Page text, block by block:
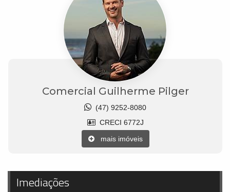
Comercial Guilherme Pilger
(47) 9252-8080
CRECI 6772J
mais imóveis
Imediações